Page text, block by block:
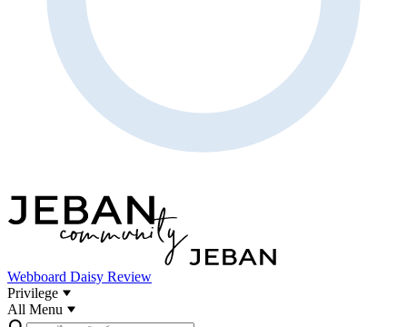
Webboard Daisy Review
Privilege
All Menu